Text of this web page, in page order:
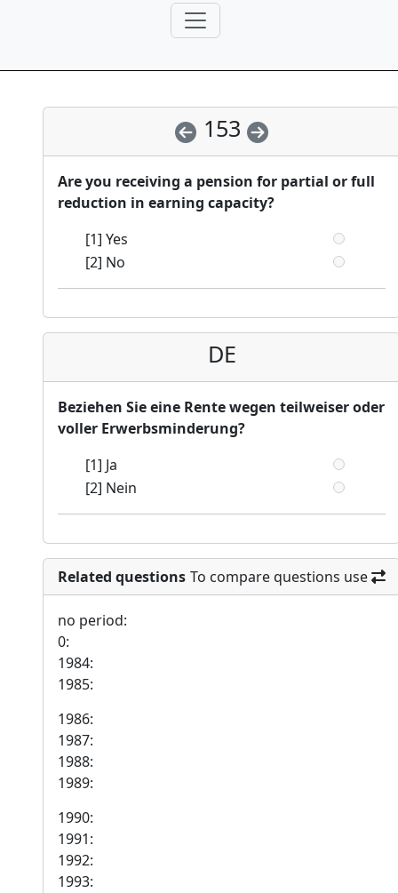
153
Are you receiving a pension for partial or full
reduction in earning capacity?
[1] Yes
[2] No
DE
Beziehen Sie eine Rente wegen teilweiser oder
voller Erwerbsminderung?
[1] Ja
[2] Nein
Related questions To compare questions use
no period:
0:
1984:
1985:
1986:
1987:
1988:
1989:
1990:
1991:
1992:
1993: